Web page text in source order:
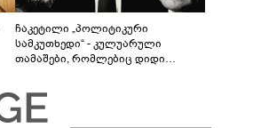
ჩაკეტილი „პოლიტიკური
სამკუთხედი“ - კულუარული
თამაშები, რომლებიც დიდი